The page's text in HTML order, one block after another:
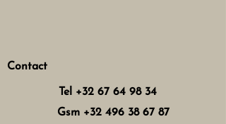
Contact
Tel +32 67 64 98 34
Gsm +32 496 38 67 87